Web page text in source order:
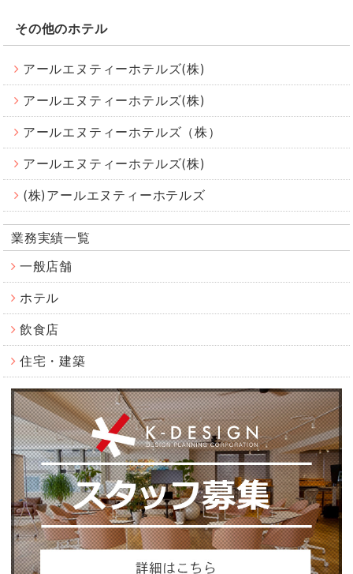
その他のホテル
アールエヌティーホテルズ(株)
アールエヌティーホテルズ(株)
アールエヌティーホテルズ（株）
アールエヌティーホテルズ(株)
(株)アールエヌティーホテルズ
業務実績一覧
一般店舗
ホテル
飲食店
住宅・建築